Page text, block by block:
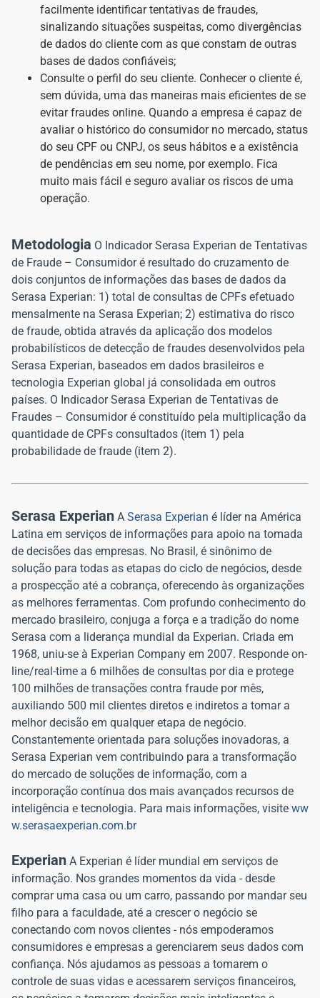
facilmente identificar tentativas de fraudes,
sinalizando situações suspeitas, como divergências
de dados do cliente com as que constam de outras
bases de dados confiáveis;
Consulte o perfil do seu cliente. Conhecer o cliente é,
sem dúvida, uma das maneiras mais eficientes de se
evitar fraudes online. Quando a empresa é capaz de
avaliar o histórico do consumidor no mercado, status
do seu CPF ou CNPJ, os seus hábitos e a existência
de pendências em seu nome, por exemplo. Fica
muito mais fácil e seguro avaliar os riscos de uma
operação.
Metodologia O Indicador Serasa Experian de Tentativas
de Fraude – Consumidor é resultado do cruzamento de
dois conjuntos de informações das bases de dados da
Serasa Experian: 1) total de consultas de CPFs efetuado
mensalmente na Serasa Experian; 2) estimativa do risco
de fraude, obtida através da aplicação dos modelos
probabilísticos de detecção de fraudes desenvolvidos pela
Serasa Experian, baseados em dados brasileiros e
tecnologia Experian global já consolidada em outros
países. O Indicador Serasa Experian de Tentativas de
Fraudes – Consumidor é constituído pela multiplicação da
quantidade de CPFs consultados (item 1) pela
probabilidade de fraude (item 2).
Serasa Experian A Serasa Experian é líder na América
Latina em serviços de informações para apoio na tomada
de decisões das empresas. No Brasil, é sinônimo de
solução para todas as etapas do ciclo de negócios, desde
a prospecção até a cobrança, oferecendo às organizações
as melhores ferramentas. Com profundo conhecimento do
mercado brasileiro, conjuga a força e a tradição do nome
Serasa com a liderança mundial da Experian. Criada em
1968, uniu-se à Experian Company em 2007. Responde on-
line/real-time a 6 milhões de consultas por dia e protege
100 milhões de transações contra fraude por mês,
auxiliando 500 mil clientes diretos e indiretos a tomar a
melhor decisão em qualquer etapa de negócio.
Constantemente orientada para soluções inovadoras, a
Serasa Experian vem contribuindo para a transformação
do mercado de soluções de informação, com a
incorporação contínua dos mais avançados recursos de
inteligência e tecnologia. Para mais informações, visite ww
w.serasaexperian.com.br
Experian A Experian é líder mundial em serviços de
informação. Nos grandes momentos da vida - desde
comprar uma casa ou um carro, passando por mandar seu
filho para a faculdade, até a crescer o negócio se
conectando com novos clientes - nós empoderamos
consumidores e empresas a gerenciarem seus dados com
confiança. Nós ajudamos as pessoas a tomarem o
controle de suas vidas e acessarem serviços financeiros,